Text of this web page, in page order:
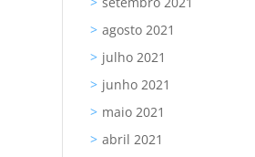
agosto 2021
julho 2021
junho 2021
maio 2021
abril 2021